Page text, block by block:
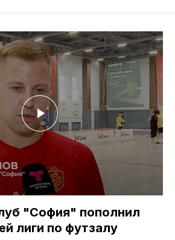
"София" пополнил
лиги по футзалу